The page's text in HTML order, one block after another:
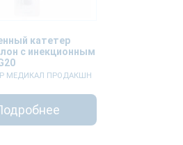
катетер
с инекционным
МЕДИКАЛ ПРОДАКШН